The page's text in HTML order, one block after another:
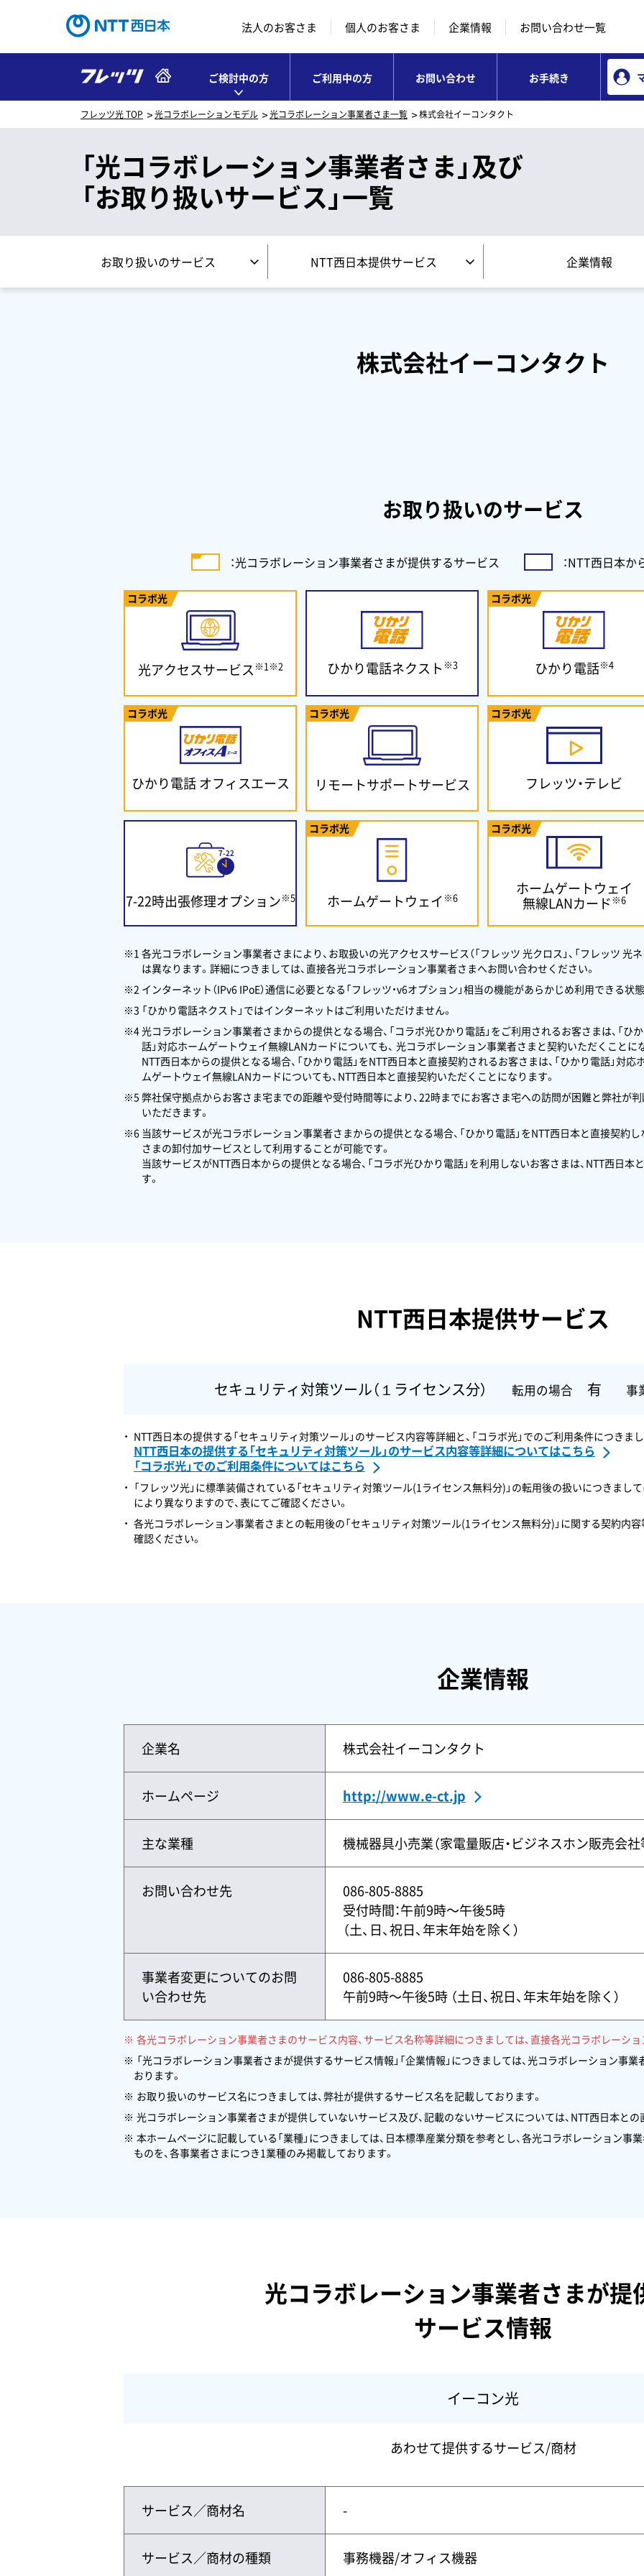
コンテンツのリンクナビゲーションへ移動
法人のお客さま 個人のお客さま 企業情報 お問い合わせ一覧
ご検討中の方 ご利用中の方 お問い合わせ お手続き
フレッツ光 TOP 光コラボレーションモデル 光コラボレーション事業者さま一覧 株式会社イーコンタクト
「光コラボレーション事業者さま」及び
「お取り扱いサービス」一覧
お取り扱いのサービス NTT西日本提供サービス 企業情報
株式会社イーコンタクト
お取り扱いのサービス
：光コラボレーション事業者さまが提供するサービス ：NTT西日本か
コラボ光
光アクセスサービス ※1※2 ひかり電話ネクスト ※3
コラボ光
ひかり電話※4
コラボ光
ひかり電話オフィスエース
コラボ光
リモートサポートサービス
コラボ光
フレッツ・テレビ
7-22時出張修理オプション※5
コラボ光
ホームゲートウェイ ※6
コラボ光
ホームゲートウェイ
無線LANカード ※6
※1 各光コラボレーション事業者さまにより、お取扱いの光アクセスサービス（「フレッツ 光クロス」、「フレッツ 光ネ
は異なります。詳細につきましては、直接各光コラボレーション事業者さまへお問い合わせください。
※2 インターネット（IPv6 IPoE）通信に必要となる「フレッツ・v6オプション」相当の機能があらかじめ利用できる状
※3 「ひかり電話ネクスト」ではインターネットはご利用いただけません。
※4 光コラボレーション事業者さまからの提供となる場合、「コラボ光ひかり電話」をご利用されるお客さまは、「ひ
話」対応ホームゲートウェイ無線LANカードについても、 光コラボレーション事業者さまと契約いただくことに
NTT西日本からの提供となる場合、「ひかり電話」をNTT西日本と直接契約されるお客さまは、「ひかり電話」対応
ムゲートウェイ無線LANカードについても、NTT西日本と直接契約いただくことになります。
※5 弊社保守拠点からお客さま宅までの距離や受付時間等により、22時までにお客さま宅への訪問が困難と弊社が
いただきます。
※6 当該サービスが光コラボレーション事業者さまからの提供となる場合、「ひかり電話」をNTT西日本と直接契約
さまの卸付加サービスとして利用することが可能です。
当該サービスがNTT西日本からの提供となる場合、「コラボ光ひかり電話」を利用しないお客さまは、NTT西日
す。
NTT西日本提供サービス
セキュリティ対策ツール（１ライセンス分） 転用の場合 有 事
NTT西日本の提供する「セキュリティ対策ツール」のサービス内容等詳細と、「コラボ光」でのご利用条件につきま
NTT西日本の提供する「セキュリティ対策ツール」のサービス内容等詳細についてはこちら
「コラボ光」でのご利用条件についてはこちら
「フレッツ光」に標準装備されている「セキュリティ対策ツール(1ライセンス無料分)」の転用後の扱いにつきまし
により異なりますので、表にてご確認ください。
各光コラボレーション事業者さまとの転用後の「セキュリティ対策ツール(1ライセンス無料分)」に関する契約内
確認ください。
企業情報
企業名 株式会社イーコンタクト
ホームページ http://www.e-ct.jp
主な業種 機械器具小売業（家電量販店・ビジネスホン販売会社
お問い合わせ先
086-805-8885
受付時間：午前9時〜午後5時
（土、日、祝日、年末年始を除く）
事業者変更についてのお問
い合わせ先
086-805-8885
午前9時〜午後5時 （土日、祝日、年末年始を除く）
各光コラボレーション事業者さまのサービス内容、サービス名称等詳細につきましては、直接各光コラボレーシ
「光コラボレーション事業者さまが提供するサービス情報」「企業情報」につきましては、光コラボレーション事
おります。
お取り扱いのサービス名につきましては、弊社が提供するサービス名を記載しております。
光コラボレーション事業者さまが提供していないサービス及び、記載のないサービスについては、NTT西日本と
本ホームページに記載している「業種」につきましては、日本標準産業分類を参考とし、各光コラボレーション
ものを、各事業者さまにつき1業種のみ掲載しております。
光コラボレーション事業者さまが提
サービス情報
イーコン光
あわせて提供するサービス/商材
サービス／商材名 -
サービス／商材の種類 事務機器/オフィス機器